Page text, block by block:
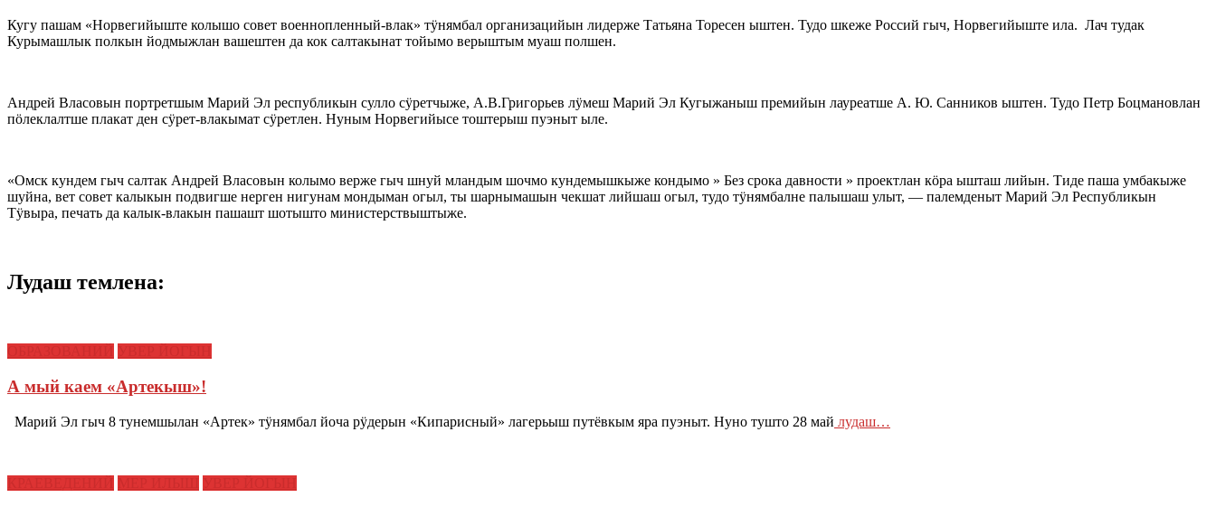
Кугу пашам «Норвегийыште колышо совет военнопленный-влак» тӱнямбал организацийын лидерже Татьяна Торесен ыштен. Тудо шкеже Россий гыч, Норвегийыште ила. Лач тудак
Курымашлык полкын йодмыжлан вашештен да кок салтакынат тойымо верыштым муаш полшен.
Андрей Власовын портретшым Марий Эл республикын сулло сӱретчыже, А.В.Григорьев лӱмеш Марий Эл Кугыжаныш премийын лауреатше А. Ю. Санников ыштен. Тудо Петр Боцмановлан
пӧлеклалтше плакат ден сӱрет-влакымат сӱретлен. Нуным Норвегийысе тоштерыш пуэныт ыле.
«Омск кундем гыч салтак Андрей Власовын колымо верже гыч шнуй мландым шочмо кундемышкыже кондымо » Без срока давности » проектлан кӧра ышташ лийын. Тиде паша умбакыже
шуйна, вет совет калыкын подвигше нерген нигунам мондыман огыл, ты шарнымашын чекшат лийшаш огыл, тудо тӱнямбалне палышаш улыт, — палемденыт Марий Эл Республикын
Тӱвыра, печать да калык-влакын пашашт шотышто министерствыштыже.
Лудаш темлена:
А мый каем «Артекыш»!
Марий Эл гыч 8 тунемшылан «Артек» тӱнямбал йоча рӱдерын «Кипарисный» лагерьыш путёвкым яра пуэныт. Нуно тушто 28 май лудаш…